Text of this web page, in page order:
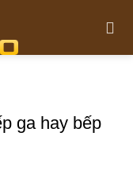
ga hay bếp